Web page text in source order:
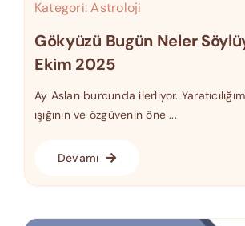
Kategori:Astroloji
Gökyüzü Bugün Neler
Ekim 2025
Ay Aslan burcunda ilerliyor.
ışığının ve özgüvenin öne ...
Devamı